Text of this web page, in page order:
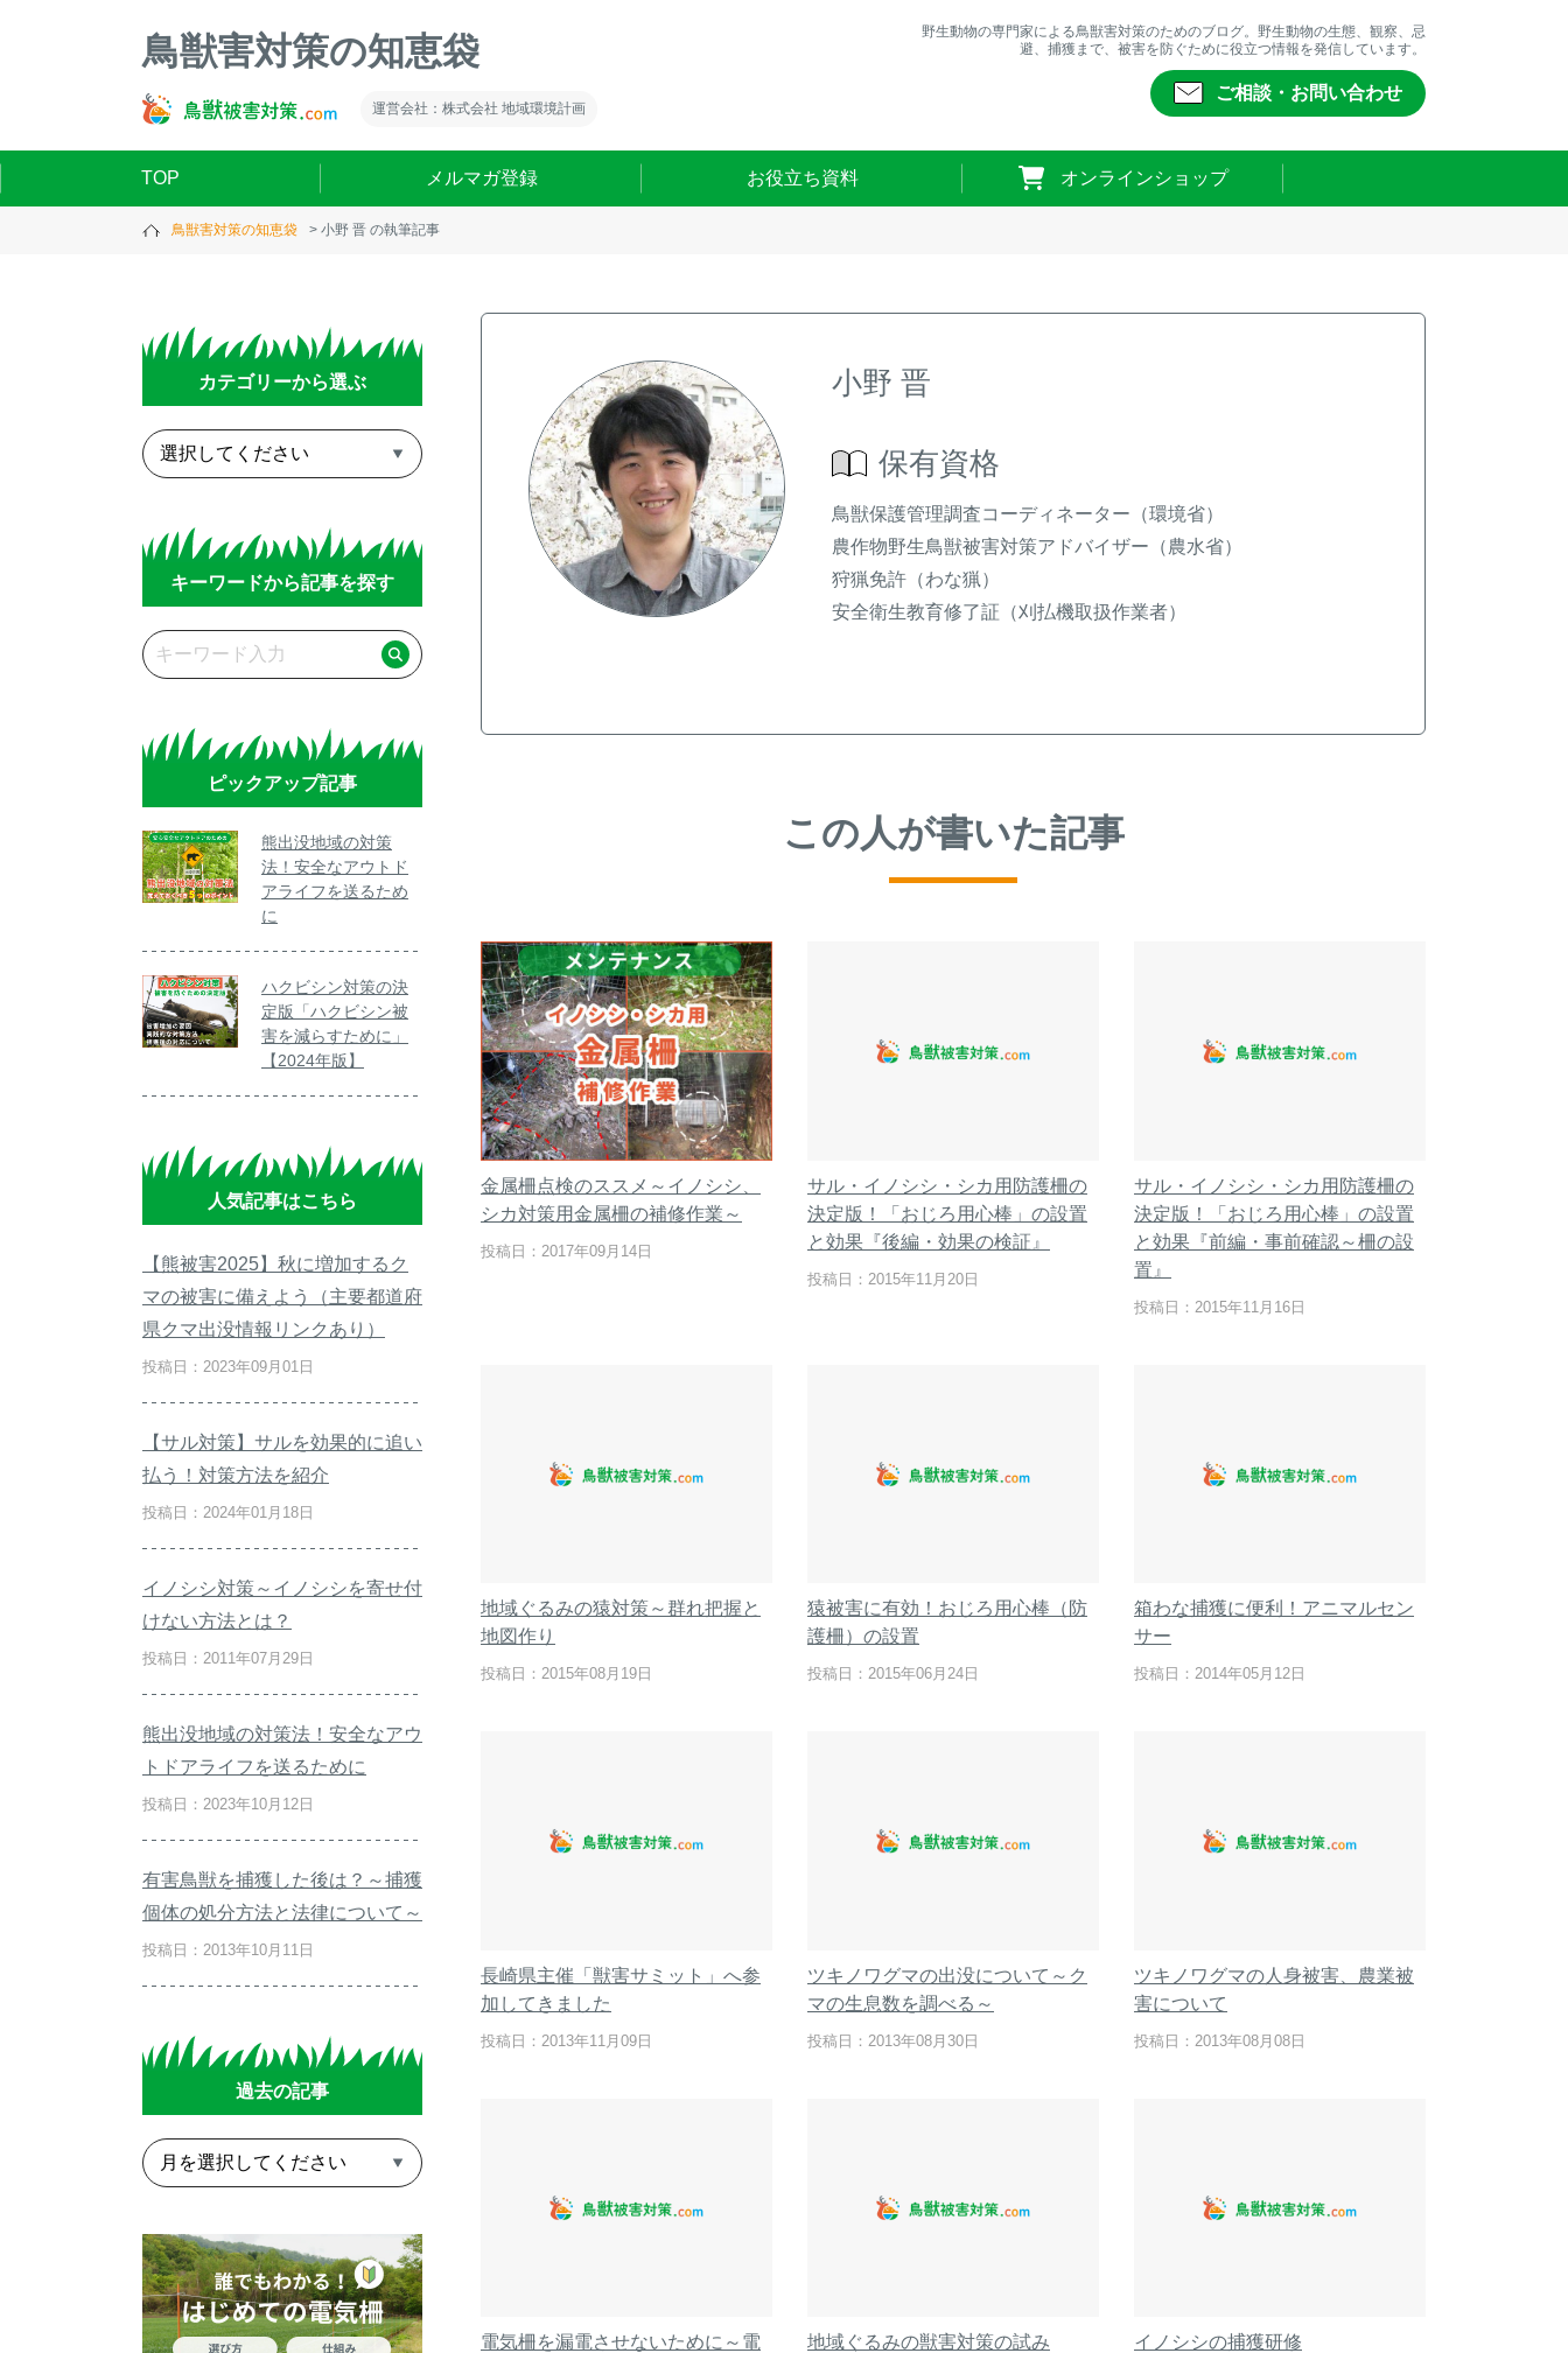
鳥獣害対策の知恵袋
運営会社：株式会社 地域環境計画
野生動物の専門家による鳥獣害対策のためのブログ。野生動物の生態、観察、忌
避、捕獲まで、被害を防ぐために役立つ情報を発信しています。
ご相談・お問い合わせ
TOP メルマガ登録 お役立ち資料 オンラインショップ
鳥獣害対策の知恵袋 小野 晋 の執筆記事
カテゴリーから選ぶ
キーワードから記事を探す
ピックアップ記事
熊出没地域の対策
法！安全なアウトド
アライフを送るため
に
ハクビシン対策の決
定版「ハクビシン被
害を減らすために」
【2024年版】
人気記事はこちら
【熊被害2025】秋に増加するク
マの被害に備えよう（主要都道府
県クマ出没情報リンクあり）
投稿日：2023年09月01日
【サル対策】サルを効果的に追い
払う！対策方法を紹介
投稿日：2024年01月18日
イノシシ対策～イノシシを寄せ付
けない方法とは？
投稿日：2011年07月29日
熊出没地域の対策法！安全なアウ
トドアライフを送るために
投稿日：2023年10月12日
有害鳥獣を捕獲した後は？～捕獲
個体の処分方法と法律について～
投稿日：2013年10月11日
過去の記事
小野 晋
保有資格
鳥獣保護管理調査コーディネーター（環境省）
農作物野生鳥獣被害対策アドバイザー（農水省）
狩猟免許（わな猟）
安全衛生教育修了証（刈払機取扱作業者）
この人が書いた記事
金属柵点検のススメ～イノシシ、
シカ対策用金属柵の補修作業～
投稿日：2017年09月14日
サル・イノシシ・シカ用防護柵の
決定版！「おじろ用心棒」の設置
と効果『後編・効果の検証』
投稿日：2015年11月20日
サル・イノシシ・シカ用防護柵の
決定版！「おじろ用心棒」の設置
と効果『前編・事前確認～柵の設
置』
投稿日：2015年11月16日
地域ぐるみの猿対策～群れ把握と
地図作り
投稿日：2015年08月19日
猿被害に有効！おじろ用心棒（防
護柵）の設置
投稿日：2015年06月24日
箱わな捕獲に便利！アニマルセン
サー
投稿日：2014年05月12日
長崎県主催「獣害サミット」へ参
加してきました
投稿日：2013年11月09日
ツキノワグマの出没について～ク
マの生息数を調べる～
投稿日：2013年08月30日
ツキノワグマの人身被害、農業被
害について
投稿日：2013年08月08日
電気柵を漏電させないために～電
地域ぐるみの獣害対策の試み イノシシの捕獲研修